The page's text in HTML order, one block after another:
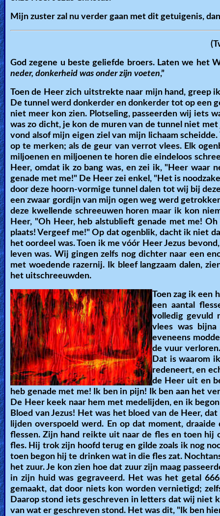
Mijn zuster zal nu verder gaan met dit getuigenis,
God zegene u beste geliefde broers. Laten we het
neder, donkerheid was onder zijn voeten,”
Toen de Heer zich uitstrekte naar mijn hand, greep
De tunnel werd donkerder en donkerder tot op een
niet meer kon zien. Plotseling, passeerden wij iets
was zo dicht, je kon de muren van de tunnel niet
vond alsof mijn eigen ziel van mijn lichaam
op te merken; als de geur van verrot vlees. Elk
miljoenen en miljoenen te horen die eindeloos
Heer, omdat ik zo bang was, en zei ik, "Heer waar
genade met me!" De Heer zei enkel, "Het is
door deze hoorn-vormige tunnel dalen tot wij bij
een zwaar gordijn van mijn ogen weg werd
deze kwellende schreeuwen horen maar ik kon
Heer, "Oh Heer, heb alstublieft genade met me!
plaats! Vergeef me!" Op dat ogenblik, dacht ik niet
het oordeel was. Toen ik me vóór Heer Jezus
leven was. Wij gingen zelfs nog dichter naar een
met woedende razernij. Ik bleef langzaam dalen,
het uitschreeuwden.
Toen zag ik
een aantal
volledig gevuld
vlees was
eveneens
de vuur
Dat is waarom
redeneert, en
de Heer uit en
heb genade met me! Ik ben in pijn! Ik ben aan het
De Heer keek naar hem met medelijden, en ik
Bloed van Jezus! Het was het bloed van de Heer,
lijden overspoeld werd. En op dat moment,
flessen. Zijn hand reikte uit naar de fles en toen
fles. Hij trok zijn hoofd terug en gilde zoals ik nog
toen begon hij te drinken wat in die fles zat.
het zuur. Je kon zien hoe dat zuur zijn maag
in zijn huid was gegraveerd. Het was het getal
gemaakt, dat door niets kon worden vernietigd;
Daarop stond iets geschreven in letters dat wij niet
van wat er geschreven stond. Het was dit, "Ik ben